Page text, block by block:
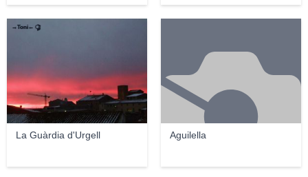
La Guàrdia d'Urgell
→Toni← ৣৗ
Aguilella